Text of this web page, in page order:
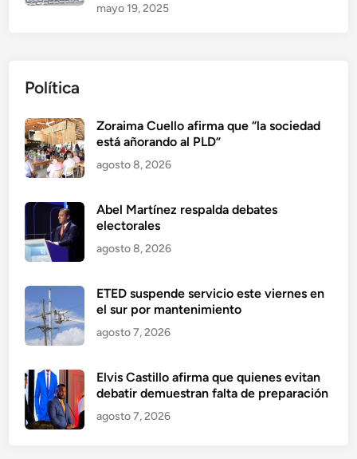
mayo 19, 2025
Política
Zoraima Cuello afirma que “la sociedad
está añorando al PLD”
agosto 8, 2026
Abel Martínez respalda debates
electorales
agosto 8, 2026
ETED suspende servicio este viernes en
el sur por mantenimiento
agosto 7, 2026
Elvis Castillo afirma que quienes evitan
debatir demuestran falta de preparación
agosto 7, 2026